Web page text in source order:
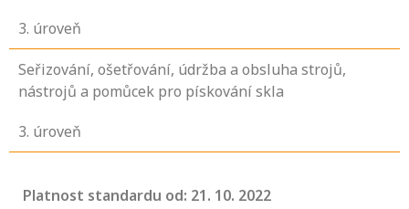
3. úroveň
Seřizování, ošetřování, údržba a obsluha strojů,
nástrojů a pomůcek pro pískování skla
3. úroveň
Platnost standardu od: 21. 10. 2022